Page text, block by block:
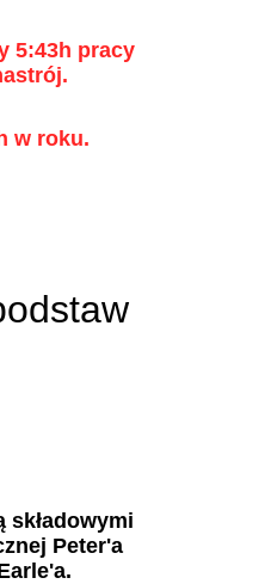
5:43h pracy
w roku.
składowymi
Peter'a